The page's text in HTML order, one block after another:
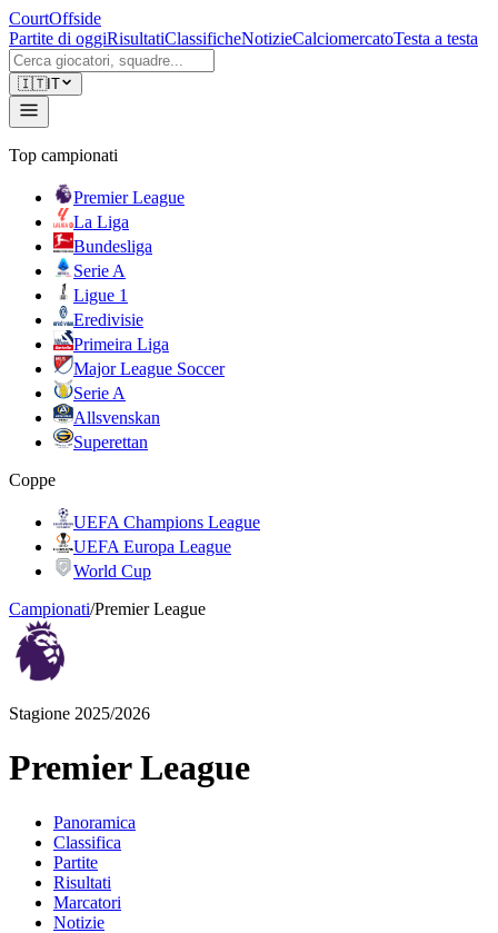
CourtOffside
Partite di oggiRisultatiClassificheNotizieCalciomercatoTesta a testa
🇮🇹IT
Top campionati
Premier League
La Liga
Bundesliga
Serie A
Ligue 1
Eredivisie
Primeira Liga
Major League Soccer
Serie A
Allsvenskan
Superettan
Coppe
UEFA Champions League
UEFA Europa League
World Cup
Campionati/Premier League
Stagione 2025/2026
Premier League
Panoramica
Classifica
Partite
Risultati
Marcatori
Notizie